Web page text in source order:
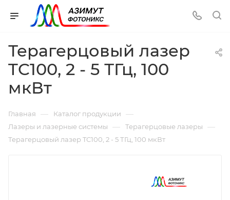
Терагерцовый лазер
TC100, 2 - 5 ТГц, 100
мкВт
Главная — Каталог продукции —
Лазеры и лазерные системы — Терагерцовые лазеры —
Терагерцовый лазер TC100, 2 - 5 ТГц, 100 мкВт